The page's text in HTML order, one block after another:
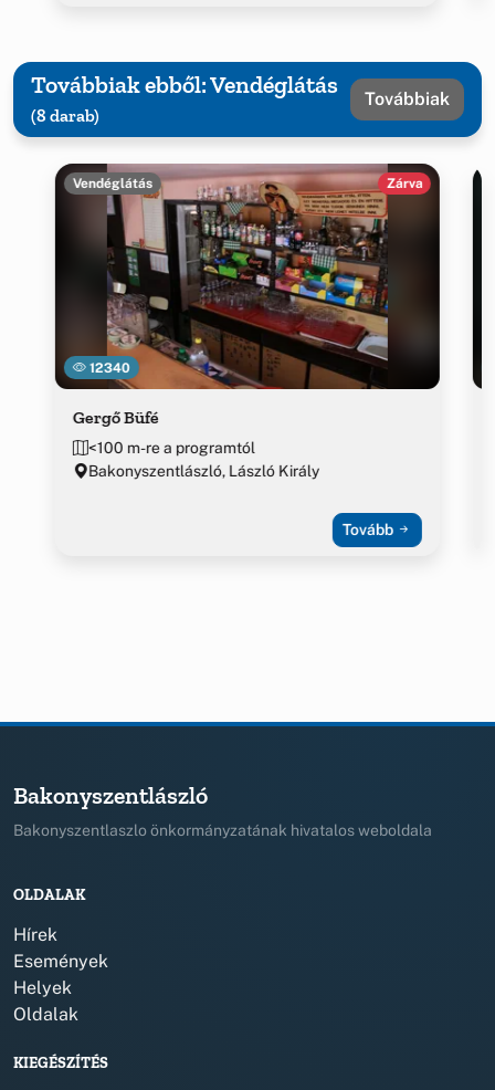
Továbbiak ebből: Vendéglátás
(8 darab)
Továbbiak
12340
Vendéglátás Zárva
Gergő Büfé
<100 m-re a programtól
Bakonyszentlászló, László Király
Tovább
Bakonyszentlászló
Bakonyszentlaszlo önkormányzatának hivatalos weboldala
OLDALAK
Hírek
Események
Helyek
Oldalak
KIEGÉSZÍTÉS